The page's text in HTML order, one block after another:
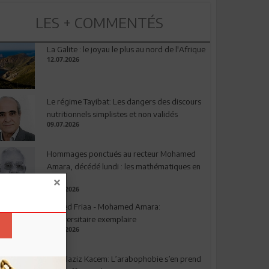
LES + COMMENTÉS
La Galite : le joyau le plus au nord de l'Afrique
12.07.2026
Le régime Tayibat: Les dangers des discours
nutritionnels simplistes et non validés
09.07.2026
Hommages ponctués au recteur Mohamed
Amara, décédé lundi : les mathématiques en
deuil
03.08.2026
Ahmed Friaa - Mohamed Amara:
l’Universitaire exemplaire
04.08.2026
Abdelaziz Kacem: L’arabophobie s’en prend